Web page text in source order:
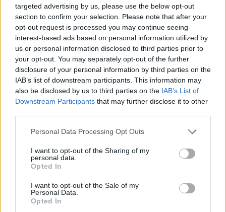
targeted advertising by us, please use the below opt-out
section to confirm your selection. Please note that after your
opt-out request is processed you may continue seeing
interest-based ads based on personal information utilized by
us or personal information disclosed to third parties prior to
your opt-out. You may separately opt-out of the further
disclosure of your personal information by third parties on the
IAB’s list of downstream participants. This information may
also be disclosed by us to third parties on the IAB’s List of
Downstream Participants that may further disclose it to other
Personal Data Processing Opt Outs
I want to opt-out of the Sharing of my
personal data.
Opted In
I want to opt-out of the Sale of my
Personal Data.
Opted In
Kultūra
Linas Adomaitis
Naujuosius metus kviečia
sutikti Palangoje: ruošia
išskirtinį šventinį
koncertą
Kultūra
Kaip gerai miestiečiai
pažįsta kultūrinę
Klaipėdą: rezultatas
nustebino